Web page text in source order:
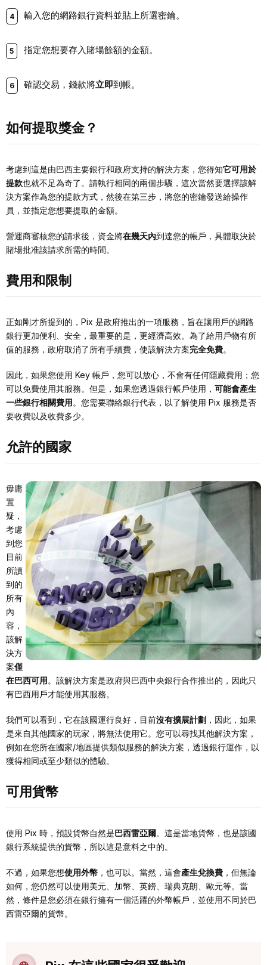
輸入您的網路銀行資料並貼上所選密鑰。
指定您想要存入賭場餘額的金額。
確認交易，錢款將立即到帳。
如何提取獎金？
考慮到這是由巴西主要銀行和政府支持的解決方案，您得知它可用於
提款也就不足為奇了。請執行相同的兩個步驟，這次當然要選擇該解
決方案作為您的提款方式，然後在第三步，將您的密鑰發送給操作
員，並指定您想要提取的金額。
營運商審核您的請求後，資金將在幾天內到達您的帳戶，具體取決於
賭場批准該請求所需的時間。
費用和限制
正如剛才所提到的，Pix 是政府推出的一項服務，旨在讓用戶的網路
銀行更加便利、安全，最重要的是，更經濟高效。為了給用戶物有所
值的服務，政府取消了所有手續費，使該解決方案完全免費。
因此，如果您使用 Key 帳戶，您可以放心，不會有任何隱藏費用；您
可以免費使用其服務。但是，如果您透過銀行帳戶使用， 可能會產生
一些銀行相關費用。您需要聯絡銀行代表，以了解使用 Pix 服務是否
要收費以及收費多少。
允許的國家
毋庸
置
疑，
考慮
到您
目前
所讀
到的
所有
內
容，
該解
決方
案僅
在巴西可用。該解決方案是政府與巴西中央銀行合作推出的，因此只
有巴西用戶才能使用其服務。
我們可以看到，它在該國運行良好，目前沒有擴展計劃 ，因此，如果
是來自其他國家的玩家，將無法使用它。您可以尋找其他解決方案，
例如在您所在國家/地區提供類似服務的解決方案，透過銀行運作，以
獲得相同或至少類似的體驗。
可用貨幣
使用 Pix 時，預設貨幣自然是巴西雷亞爾。這是當地貨幣，也是該國
銀行系統提供的貨幣，所以這是意料之中的。
不過，如果您想使用外幣 ，也可以。當然，這會產生兌換費 ，但無論
如何，您仍然可以使用美元、加幣、英鎊、瑞典克朗、歐元等。當
然，條件是您必須在銀行擁有一個活躍的外幣帳戶，並使用不同於巴
西雷亞爾的貨幣。